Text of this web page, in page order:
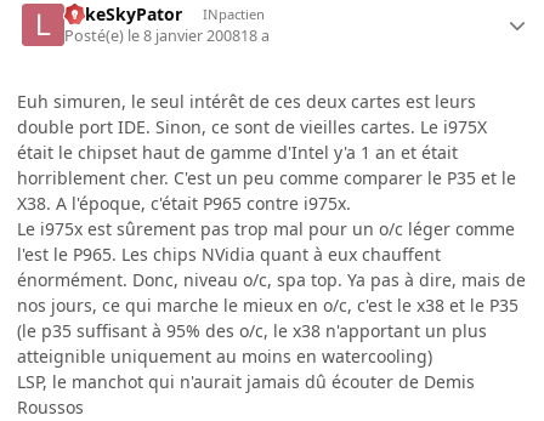
LukeSkyPator INpactien
Posté(e) le 8 janvier 200818 a
Euh simuren, le seul intérêt de ces deux cartes est leurs
double port IDE. Sinon, ce sont de vieilles cartes. Le i975X
était le chipset haut de gamme d'Intel y'a 1 an et était
horriblement cher. C'est un peu comme comparer le P35 et le
X38. A l'époque, c'était P965 contre i975x.
Le i975x est sûrement pas trop mal pour un o/c léger comme
l'est le P965. Les chips NVidia quant à eux chauffent
énormément. Donc, niveau o/c, spa top. Ya pas à dire, mais de
nos jours, ce qui marche le mieux en o/c, c'est le x38 et le P35
(le p35 suffisant à 95% des o/c, le x38 n'apportant un plus
atteignible uniquement au moins en watercooling)
LSP, le manchot qui n'aurait jamais dû écouter de Demis
Roussos